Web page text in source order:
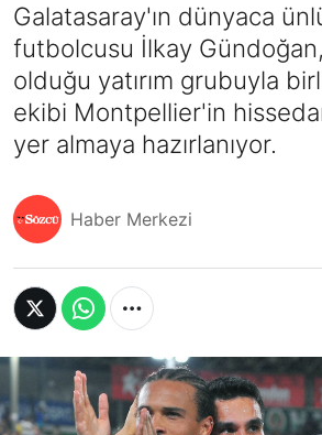
Galatasaray'ın dünyaca
futbolcusu İlkay
olduğu yatırım grubuyla
ekibi Montpellier'in
yer almaya hazırlanıyor.
Haber Merkezi